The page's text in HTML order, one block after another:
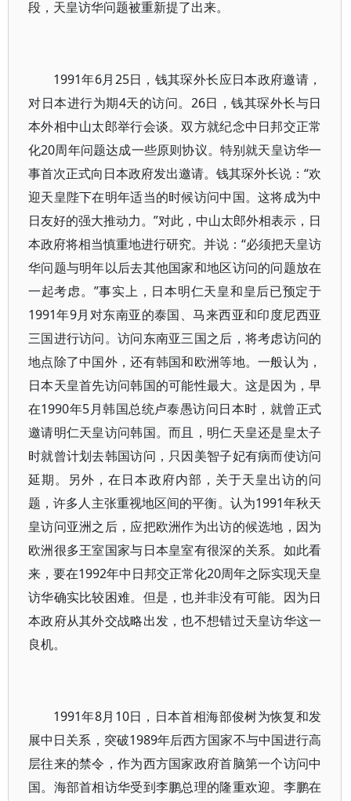
段，天皇访华问题被重新提了出来。
1991年6月25日，钱其琛外长应日本政府邀请，
对日本进行为期4天的访问。26日，钱其琛外长与日
本外相中山太郎举行会谈。双方就纪念中日邦交正常
化20周年问题达成一些原则协议。特别就天皇访华一
事首次正式向日本政府发出邀请。钱其琛外长说：“欢
迎天皇陛下在明年适当的时候访问中国。这将成为中
日友好的强大推动力。”对此，中山太郎外相表示，日
本政府将相当慎重地进行研究。并说：“必须把天皇访
华问题与明年以后去其他国家和地区访问的问题放在
一起考虑。”事实上，日本明仁天皇和皇后已预定于
1991年9月对东南亚的泰国、马来西亚和印度尼西亚
三国进行访问。访问东南亚三国之后，将考虑访问的
地点除了中国外，还有韩国和欧洲等地。一般认为，
日本天皇首先访问韩国的可能性最大。这是因为，早
在1990年5月韩国总统卢泰愚访问日本时，就曾正式
邀请明仁天皇访问韩国。而且，明仁天皇还是皇太子
时就曾计划去韩国访问，只因美智子妃有病而使访问
延期。另外，在日本政府内部，关于天皇出访的问
题，许多人主张重视地区间的平衡。认为1991年秋天
皇访问亚洲之后，应把欧洲作为出访的候选地，因为
欧洲很多王室国家与日本皇室有很深的关系。如此看
来，要在1992年中日邦交正常化20周年之际实现天皇
访华确实比较困难。但是，也并非没有可能。因为日
本政府从其外交战略出发，也不想错过天皇访华这一
良机。
1991年8月10日，日本首相海部俊树为恢复和发
展中日关系，突破1989年后西方国家不与中国进行高
层往来的禁令，作为西方国家政府首脑第一个访问中
国。海部首相访华受到李鹏总理的隆重欢迎。李鹏在